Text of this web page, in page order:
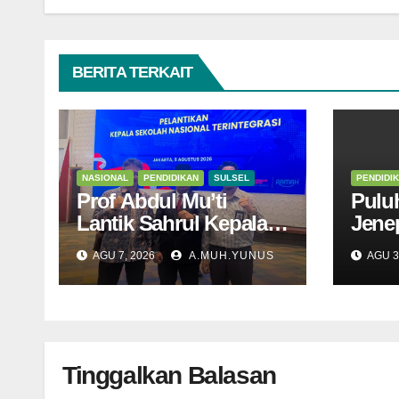
BERITA TERKAIT
NASIONAL PENDIDIKAN SULSEL
Prof Abdul Mu’ti
Lantik Sahrul Kepala
SNT 9 Gowa
AGU 7, 2026 A.MUH.YUNUS
diAGU
Tinggalkan Balasan